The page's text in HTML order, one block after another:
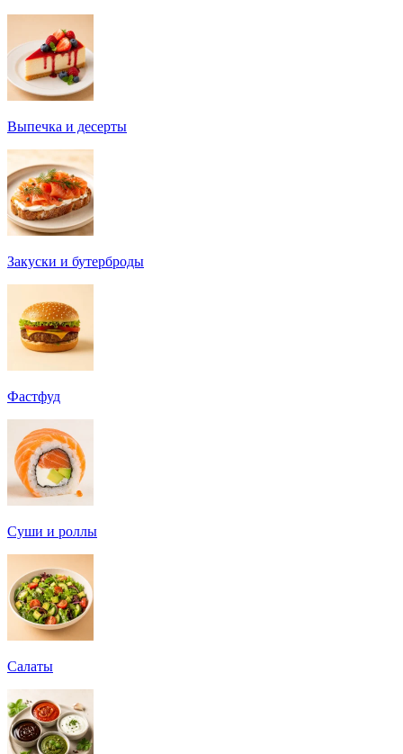
Выпечка и десерты
Закуски и бутерброды
Фастфуд
Суши и роллы
Салаты